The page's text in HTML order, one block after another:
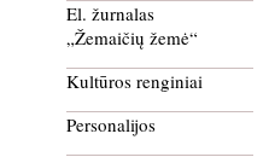
El. žurnalas
„Žemaičių žemė“
Kultūros renginiai
Personalijos